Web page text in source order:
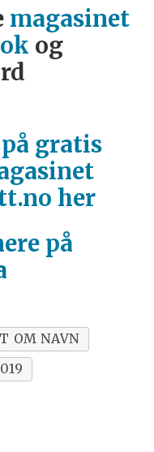
magasinet
og
gratis
her
på
OM NAVN